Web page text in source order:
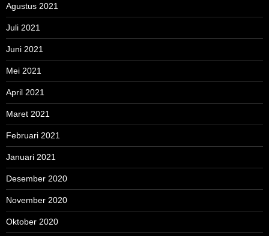
Agustus 2021
Juli 2021
Juni 2021
Mei 2021
April 2021
Maret 2021
Februari 2021
Januari 2021
Desember 2020
November 2020
Oktober 2020